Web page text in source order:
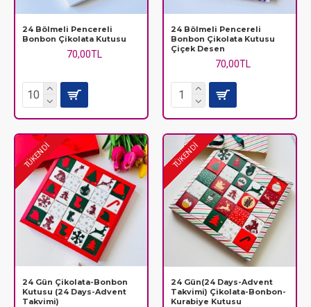
24 Bölmeli Pencereli
Bonbon Çikolata Kutusu
70,00TL
24 Bölmeli Pencereli
Bonbon Çikolata Kutusu
Çiçek Desen
70,00TL
TÜKENDİ
24 Gün Çikolata-Bonbon
Kutusu (24 Days-Advent
Takvimi)
TÜKENDİ
24 Gün(24 Days-Advent
Takvimi) Çikolata-Bonbon-
Kurabiye Kutusu